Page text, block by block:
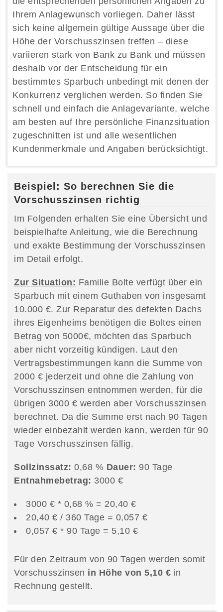
Ihrem Anlagewunsch vorliegen. Daher lässt
sich keine allgemein gültige Aussage über die
Höhe der Vorschusszinsen treffen – diese
variieren stark von Bank zu Bank und müssen
deshalb vor der Entscheidung für ein
bestimmtes Sparbuch unbedingt mit denen der
Konkurrenz verglichen werden. So finden Sie
schnell und einfach die Anlagevariante, welche
am besten auf Ihre persönliche Finanzsituation
zugeschnitten ist und alle wesentlichen
Kundenmerkmale und Angaben berücksichtigt.
Beispiel: So berechnen Sie die
Vorschusszinsen richtig
Im Folgenden erhalten Sie eine Übersicht und
beispielhafte Anleitung, wie die Berechnung
und exakte Bestimmung der Vorschusszinsen
im Detail erfolgt.
Zur Situation: Familie Bolte verfügt über ein
Sparbuch mit einem Guthaben von insgesamt
10.000 €. Zur Reparatur des defekten Dachs
ihres Eigenheims benötigen die Boltes einen
Betrag von 5000€, möchten das Sparbuch
aber nicht vorzeitig kündigen. Laut den
Vertragsbestimmungen kann die Summe von
2000 € jederzeit und ohne die Zahlung von
Vorschusszinsen entnommen werden, für die
übrigen 3000 € werden aber Vorschusszinsen
berechnet. Da die Summe erst nach 90 Tagen
wieder einbezahlt werden kann, werden für 90
Tage Vorschusszinsen fällig.
Sollzinssatz: 0,68 % Dauer: 90 Tage
Entnahmebetrag: 3000 €
3000 € * 0,68 % = 20,40 €
20,40 € / 360 Tage = 0,057 €
0,057 € * 90 Tage = 5,10 €
Für den Zeitraum von 90 Tagen werden somit
Vorschusszinsen in Höhe von 5,10 € in
Rechnung gestellt.